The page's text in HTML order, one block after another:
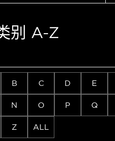
别 A-Z
B C D E
N O P Q
Z ALL